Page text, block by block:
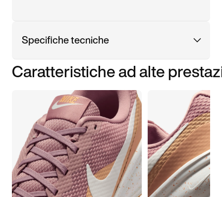
Specifiche tecniche
Caratteristiche ad alte